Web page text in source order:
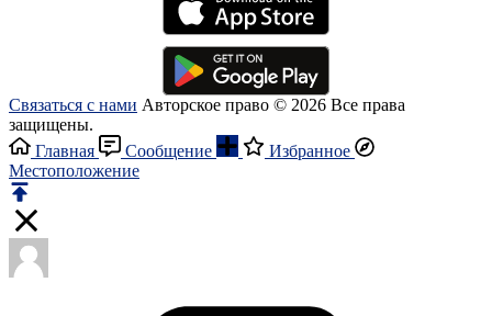
Связаться с нами Авторское право © 2026 Все права
защищены.
Главная
Сообщение
Избранное
Местоположение